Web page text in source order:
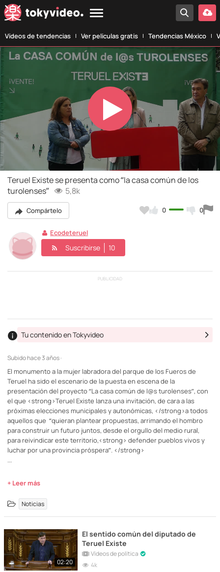
Vídeos de tendencias Ver películas gratis Tendencias México
Play
Video
Teruel Existe se presenta como “la casa común de los
turolenses”
5,8k
Compártelo 0 0
Ecodeteruel
Suscribirse 10
PUBLICIDAD
Subidohace 3 años ·
Tu contenido en Tokyvideo
El monumento a la mujer labradora del parque de los Fueros de
Teruel ha sido el escenario de la puesta en escena de la
presentación del proyecto “La casa común de l@s turolenses”, con
el que <strong>Teruel Existe lanza una invitación, de cara a las
próximas elecciones municipales y autonómicas, </strong>a todos
aquellos que “quieran plantear propuestas, arrimando el hombro
para construir un futuro juntos, desde el orgullo del medio rural,
para reivindicar este territorio,<strong> defender pueblos vivos y
luchar por una provincia próspera”. </strong>
...
+ Leer más
Noticias
02:20
El sentido común del diputado de
Teruel Existe
Vídeos de política
4k